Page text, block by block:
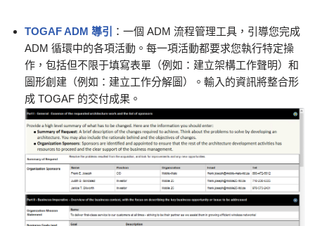
TOGAF ADM 導引
：一個 ADM 流程管理工具，引導您完成
ADM 循環中的各項活動。每一項活動都要求您執行特定操
作，包括但不限于填寫表單（例如：建立架構工作聲明）和
圖形創建（例如：建立工作分解圖）。輸入的資訊將整合形
成 TOGAF 的交付成果。